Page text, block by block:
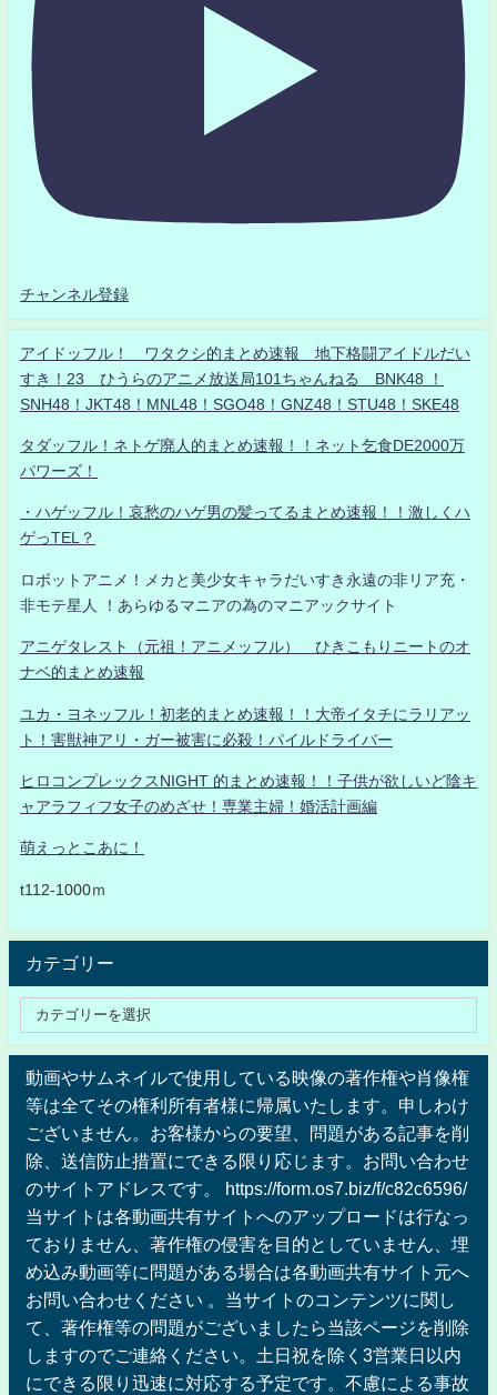
チャンネル登録
アイドッフル！ ワタクシ的まとめ速報 地下格闘アイドルだい
すき！23 ひうらのアニメ放送局101ちゃんねる BNK48 ！
SNH48！JKT48！MNL48！SGO48！GNZ48！STU48！SKE48
タダッフル！ネトゲ廃人的まとめ速報！！ネット乞食DE2000万
パワーズ！
・ハゲッフル！哀愁のハゲ男の髪ってるまとめ速報！！激しくハ
ゲっTEL？
ロボットアニメ！メカと美少女キャラだいすき永遠の非リア充・
非モテ星人 ！あらゆるマニアの為のマニアックサイト
アニゲタレスト（元祖！アニメッフル） ひきこもりニートのオ
ナベ的まとめ速報
ユカ・ヨネッフル！初老的まとめ速報！！大帝イタチにラリアッ
ト！害獣神アリ・ガー被害に必殺！パイルドライバー
ヒロコンプレックスNIGHT 的まとめ速報！！子供が欲しいど陰キ
ャアラフィフ女子のめざせ！専業主婦！婚活計画編
萌えっとこあに！
t112-1000ｍ
カテゴリー
動画やサムネイルで使用している映像の著作権や肖像権
等は全てその権利所有者様に帰属いたします。申しわけ
ございません。お客様からの要望、問題がある記事を削
除、送信防止措置にできる限り応じます。お問い合わせ
のサイトアドレスです。 https://form.os7.biz/f/c82c6596/
当サイトは各動画共有サイトへのアップロードは行なっ
ておりません、著作権の侵害を目的としていません、埋
め込み動画等に問題がある場合は各動画共有サイト元へ
お問い合わせください 。当サイトのコンテンツに関し
て、著作権等の問題がございましたら当該ページを削除
しますのでご連絡ください。土日祝を除く3営業日以内
にできる限り迅速に対応する予定です。不慮による事故